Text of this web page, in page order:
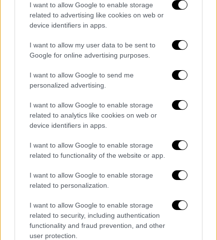
I want to allow Google to enable storage
related to advertising like cookies on web or
device identifiers in apps.
I want to allow my user data to be sent to
Google for online advertising purposes.
I want to allow Google to send me
personalized advertising.
I want to allow Google to enable storage
related to analytics like cookies on web or
device identifiers in apps.
I want to allow Google to enable storage
related to functionality of the website or app.
I want to allow Google to enable storage
related to personalization.
I want to allow Google to enable storage
related to security, including authentication
functionality and fraud prevention, and other
user protection.
Κόσμος|27.02.2025 22:45
Νότια Αφρική: Πάνω από 500.000
θάνατοι από AIDS αν οι ΗΠΑ κόψουν τη
Οι επιστήμονες χτυπούν καμπανάκι
κινδύνου